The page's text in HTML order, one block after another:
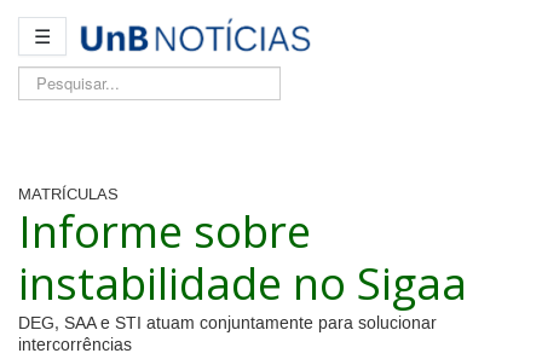
☰
Pesquisar...
MATRÍCULAS
Informe sobre
instabilidade no Sigaa
DEG, SAA e STI atuam conjuntamente para solucionar
intercorrências